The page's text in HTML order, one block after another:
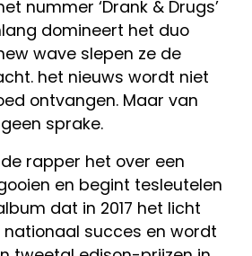
nummer ‘Drank & Drugs’
domineert het duo
wave slepen ze de
het nieuws wordt niet
ontvangen. Maar van
sprake.
rapper het over een
en begint tesleutelen
dat in 2017 het licht
nationaal succes en wordt